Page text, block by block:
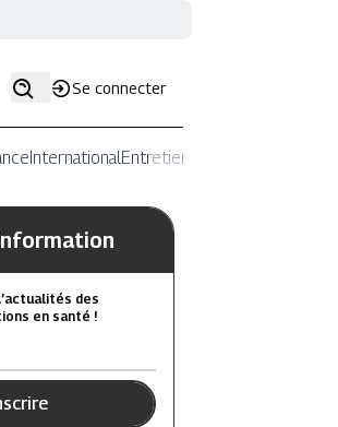
Se connecter
InternationalEntretiens
des
en santé !